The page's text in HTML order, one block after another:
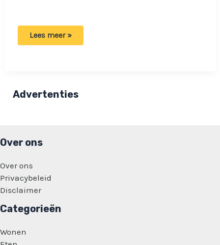
Bioloog
houden
met
Lees meer »
Advertenties
Over ons
Over ons
Privacybeleid
Disclaimer
Categorieën
Wonen